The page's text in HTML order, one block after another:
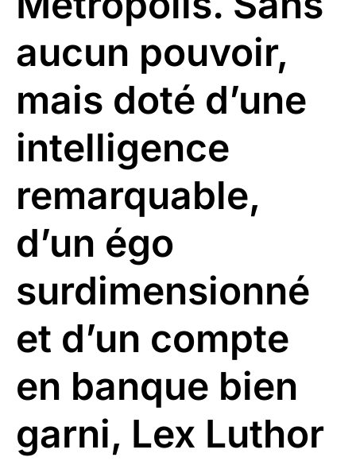
aucun pouvoir,
mais doté d’une
intelligence
remarquable,
d’un égo
surdimensionné
et d’un compte
en banque bien
garni, Lex Luthor